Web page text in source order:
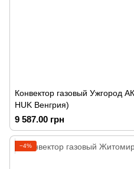
Конвектор газовый Ужгород
HUK Венгрия)
9 587.00 грн
−4%